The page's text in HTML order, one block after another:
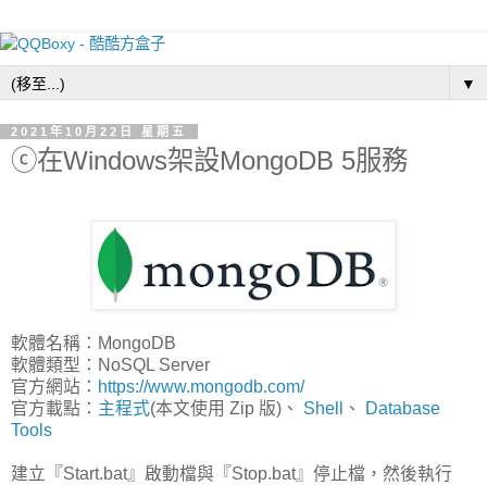
▼
2021年10月22日 星期五
ⓒ在Windows架設MongoDB 5服務
軟體名稱：MongoDB
軟體類型：NoSQL Server
官方網站： https://www.mongodb.com/
官方載點： 主程式(本文使用 Zip 版)、 Shell 、
Database
Tools
建立『Start.bat』啟動檔與『Stop.bat』停止檔，然後執行